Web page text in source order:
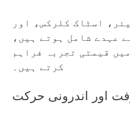
اسٹاک کلرکس، اور
عہدے شامل ہوتے ہیں،
قیمتی تجربہ فراہم
کرتے ہیں۔
اور اندرونی حرکت